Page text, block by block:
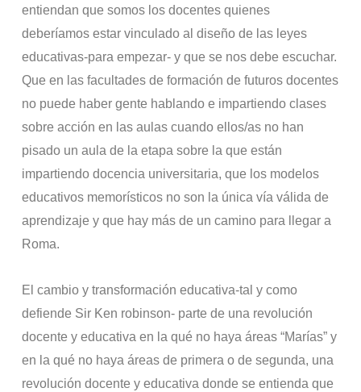
entiendan que somos los docentes quienes
deberíamos estar vinculado al diseño de las leyes
educativas-para empezar- y que se nos debe escuchar.
Que en las facultades de formación de futuros docentes
no puede haber gente hablando e impartiendo clases
sobre acción en las aulas cuando ellos/as no han
pisado un aula de la etapa sobre la que están
impartiendo docencia universitaria, que los modelos
educativos memorísticos no son la única vía válida de
aprendizaje y que hay más de un camino para llegar a
Roma.
El cambio y transformación educativa-tal y como
defiende Sir Ken robinson- parte de una revolución
docente y educativa en la qué no haya áreas “Marías” y
en la qué no haya áreas de primera o de segunda, una
revolución docente y educativa donde se entienda que